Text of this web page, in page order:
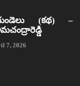
(కథ) –
7, 2026